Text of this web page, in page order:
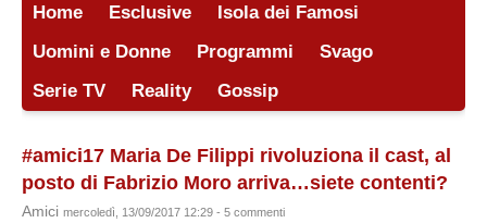
Home Esclusive
Isola dei Famosi
Uomini e Donne
Programmi
Svago
Serie TV
Reality Gossip
#amici17 Maria De Filippi rivoluziona il cast, al
posto di Fabrizio Moro arriva…siete contenti?
Amici mercoledì, 13/09/2017 12:29 - 5 commenti